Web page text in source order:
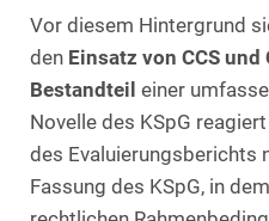
Vor diesem Hintergrund
den Einsatz von CCS
Bestandteil einer
Novelle des KSpG
des Evaluierungsberichts
Fassung des KSpG, in